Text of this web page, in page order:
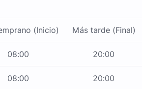
(Inicio) Más tarde (Final)
08:00 20:00
08:00 20:00